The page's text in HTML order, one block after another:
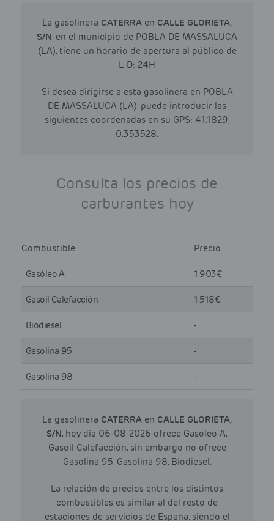
La gasolinera CATERRA en CALLE GLORIETA,
S/N, en el municipio de POBLA DE MASSALUCA
(LA), tiene un horario de apertura al público de
L-D: 24H
Si desea dirigirse a esta gasolinera en POBLA
DE MASSALUCA (LA), puede introducir las
siguientes coordenadas en su GPS: 41.1829,
0.353528.
Consulta los precios de
carburantes hoy
Combustible Precio
Gasóleo A 1.903€
Gasoil Calefacción 1.518€
Biodiesel -
Gasolina 95 -
Gasolina 98 -
La gasolinera CATERRA en CALLE GLORIETA,
S/N, hoy día 06-08-2026 ofrece Gasoleo A,
Gasoil Calefacción, sin embargo no ofrece
Gasolina 95, Gasolina 98, Biodiesel.
La relación de precios entre los distintos
combustibles es similar al del resto de
estaciones de servicios de España, siendo el